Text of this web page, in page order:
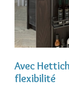
Avec
flexibilité